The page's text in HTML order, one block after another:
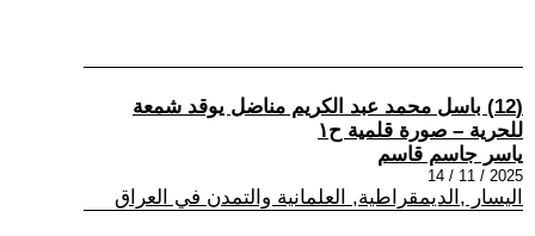
(12) باسل محمد عبد الكريم مناضل يوقد شمعة
للحرية – صورة قلمية ح١
ياسر جاسم قاسم
2025 / 11 / 14
اليسار ,الديمقراطية, العلمانية والتمدن في العراق